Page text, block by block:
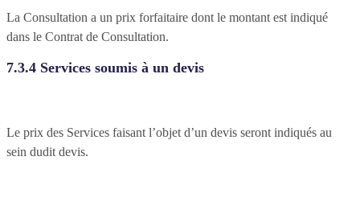
La Consultation a un prix forfaitaire dont le montant est indiqué
dans le Contrat de Consultation.
7.3.4 Services soumis à un devis
Le prix des Services faisant l’objet d’un devis seront indiqués au
sein dudit devis.